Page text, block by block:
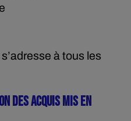
à tous les
DES ACQUIS MIS EN